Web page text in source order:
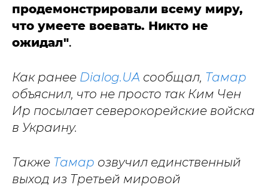
продемонстрировали всему миру,
что умеете воевать. Никто не
ожидал".
Как ранее Dialog.UA сообщал, Тамар
объяснил, что не просто так Ким Чен
Ир посылает северокорейские войска
в Украину.
Также Тамар озвучил единственный
выход из Третьей мировой